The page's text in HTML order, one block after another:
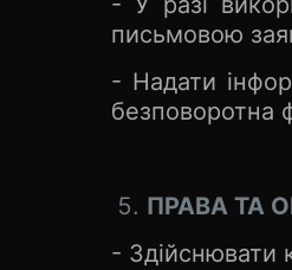
письмовою
- Надати
безповоротна
ПРАВА ТА
- Здійснювати